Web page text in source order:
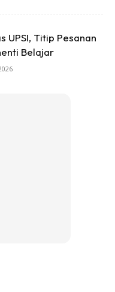
UPSI, Titip Pesanan
Belajar